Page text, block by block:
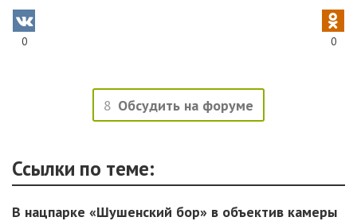
0 0
8 Обсудить на форуме
Ссылки по теме:
В нацпарке «Шушенский бор» в объектив камеры